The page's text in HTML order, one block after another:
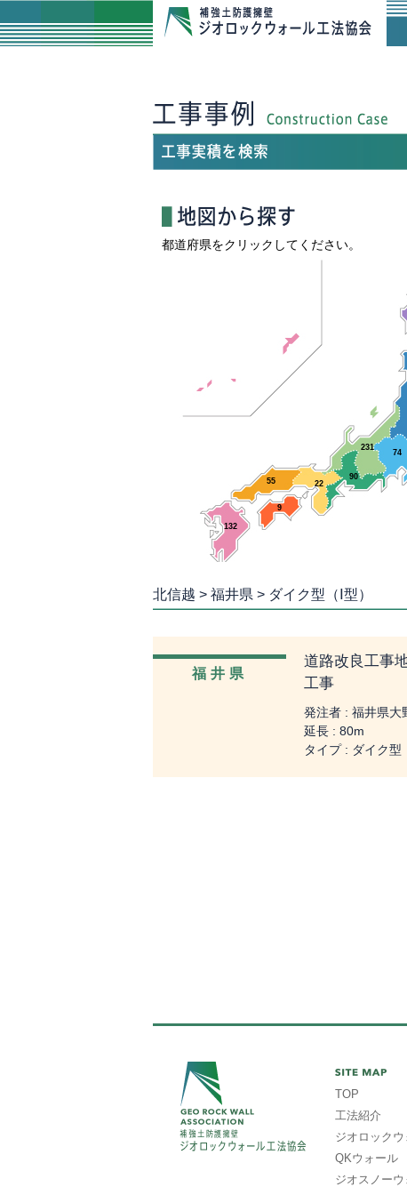
231
74
90
22
55
9
132
都道府県をクリックしてください。
北信越 > 福井県 > ダイク型（Ⅰ型）
福井県
道路改良工事
工事
発注者 : 福井県大
延長 : 80m
タイプ : ダイク型
TOP
工法紹介
ジオロック
QKウォール
ジオスノー